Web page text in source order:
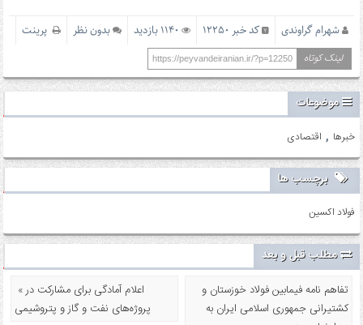
شهرام گراوندی کد خبر 12250 1140 بازدید بدون نظر پرینت
لینک کوتاه https://peyvandeiranian.ir/?p=12250
موضوعات
اقتصادی , خبرها
برچسب ها
فولاد اکسین
مطلب قبل و بعد
تفاهم نامه فیمابین فولاد خوزستان و
کشتیرانی جمهوری اسلامی ایران به
« اعلام آمادگی برای مشارکت در
پروژه‌های نفت و گاز و پتروشیمی